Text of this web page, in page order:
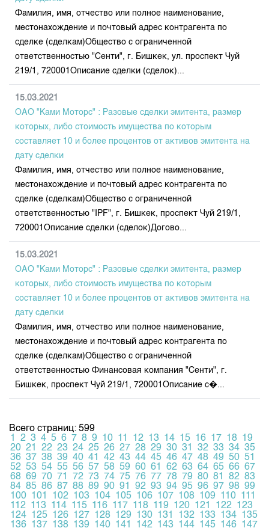
Фамилия, имя, отчество или полное наименование,
местонахождение и почтовый адрес контрагента по
сделке (сделкам)Общество с ограниченной
ответственностью "Сенти", г. Бишкек, ул. проспект Чуй
219/1, 720001Описание сделки (сделок)...
15.03.2021
ОАО "Ками Моторс" : Разовые сделки эмитента, размер
которых, либо стоимость имущества по которым
составляет 10 и более процентов от активов эмитента на
дату сделки
Фамилия, имя, отчество или полное наименование,
местонахождение и почтовый адрес контрагента по
сделке (сделкам)Общество с ограниченной
ответственностью "IPF", г. Бишкек, проспект Чуй 219/1,
720001Описание сделки (сделок)Догово...
15.03.2021
ОАО "Ками Моторс" : Разовые сделки эмитента, размер
которых, либо стоимость имущества по которым
составляет 10 и более процентов от активов эмитента на
дату сделки
Фамилия, имя, отчество или полное наименование,
местонахождение и почтовый адрес контрагента по
сделке (сделкам)Общество с ограниченной
ответственностью Финансовая компания "Сенти", г.
Бишкек, проспект Чуй 219/1, 720001Описание с�...
Всего страниц: 599
1
2 3 4 5 6 7 8 9 10 11 12 13 14 15 16 17 18 19
20 21 22 23 24 25 26 27 28 29 30 31 32 33 34 35
36 37 38 39 40 41 42 43 44 45 46 47 48 49 50 51
52 53 54 55 56 57 58 59 60 61 62 63 64 65 66 67
68 69 70 71 72 73 74 75 76 77 78 79 80 81 82 83
84 85 86 87 88 89 90 91 92 93 94 95 96 97 98 99
100 101 102 103 104 105 106 107 108 109 110 111
112 113 114 115 116 117 118 119 120 121 122 123
124 125 126 127 128 129 130 131 132 133 134 135
136 137 138 139 140 141 142 143 144 145 146 147